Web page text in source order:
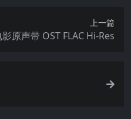
上一篇
原声带 OST FLAC Hi-Res